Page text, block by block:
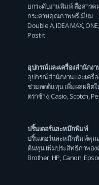
ยกระดับงานพิมพ์ สื่อสารค
กระดาษคุณภาพพรีเมียม
Double A, IDEA MAX ONE
Post-it
อุปกรณ์และเครื่องสำนักงา
อุปกรณ์สำนักงานและเครื่
ช่วยลดต้นทุน เพิ่มผลผลิตใ
ตราช้าง,Casio,Scotch,
ปริ้นเตอร์และหมึกพิมพ์
ปริ้นเตอร์และหมึกพิมพ์คุ
ต้นทุน เพิ่มประสิทธิภาพอ
Brother,HP,Canon,